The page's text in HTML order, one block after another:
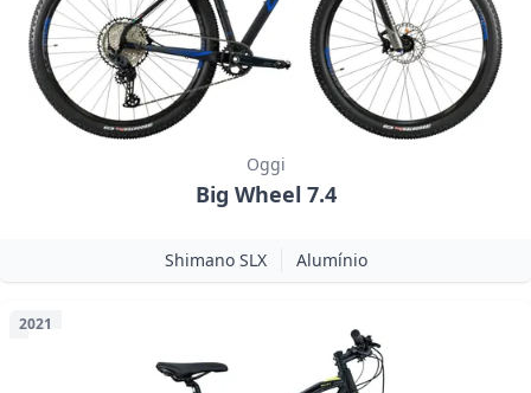
Oggi
Big Wheel 7.4
Shimano SLX Alumínio
2021